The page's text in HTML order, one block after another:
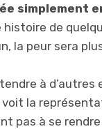
simplement
de
la peur sera
à
la
pas à se